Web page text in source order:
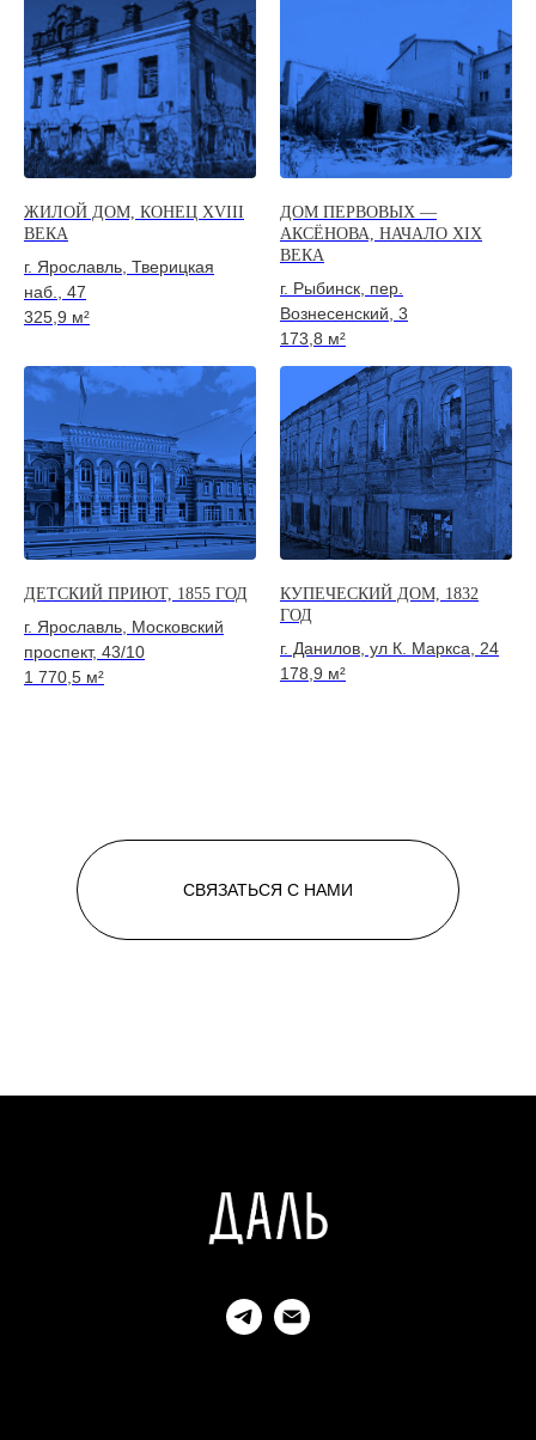
ЖИЛОЙ ДОМ, КОНЕЦ XVIII
ВЕКА
г. Ярославль, Тверицкая
наб., 47
325,9 м²
ДОМ ПЕРВОВЫХ —
АКСЁНОВА, НАЧАЛО XIX
ВЕКА
г. Рыбинск, пер.
Вознесенский, 3
173,8 м²
ДЕТСКИЙ ПРИЮТ, 1855 ГОД
г. Ярославль, Московский
проспект, 43/10
1 770,5 м²
КУПЕЧЕСКИЙ ДОМ, 1832
ГОД
г. Данилов, ул К. Маркса, 24
178,9 м²